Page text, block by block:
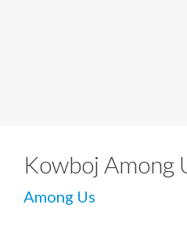
Kowboj Among
Among Us